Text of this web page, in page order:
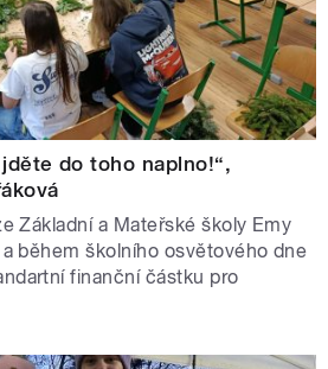
do toho naplno!“,
Základní a Mateřské školy Emy
během školního osvětového dne
finanční částku pro